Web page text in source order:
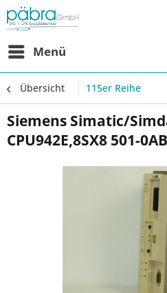
Menü
Übersicht 115er Reihe
Siemens Simatic/
CPU942E,8SX8 501-